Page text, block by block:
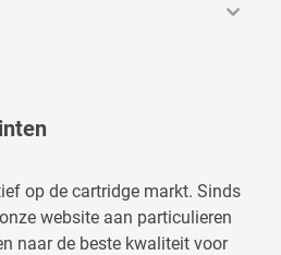
op de cartridge markt. Sinds
website aan particulieren
naar de beste kwaliteit voor